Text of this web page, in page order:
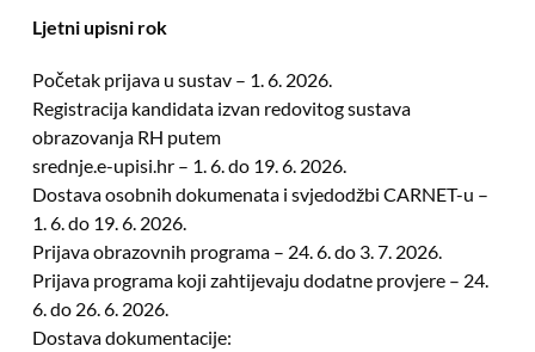
Ljetni upisni rok
Početak prijava u sustav – 1. 6. 2026.
Registracija kandidata izvan redovitog sustava
obrazovanja RH putem
srednje.e-upisi.hr – 1. 6. do 19. 6. 2026.
Dostava osobnih dokumenata i svjedodžbi CARNET-u –
1. 6. do 19. 6. 2026.
Prijava obrazovnih programa – 24. 6. do 3. 7. 2026.
Prijava programa koji zahtijevaju dodatne provjere – 24.
6. do 26. 6. 2026.
Dostava dokumentacije: